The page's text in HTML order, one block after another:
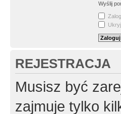
Wyślij
REJESTRACJA
Musisz być
zajmuje tylko